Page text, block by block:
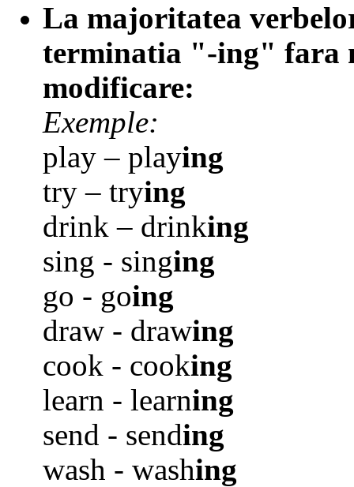
La majoritatea
terminatia "-ing" fara
modificare:
Exemple:
play – playing
try – trying
drink – drinking
sing - singing
go - going
draw - drawing
cook - cooking
learn - learning
send - sending
wash - washing